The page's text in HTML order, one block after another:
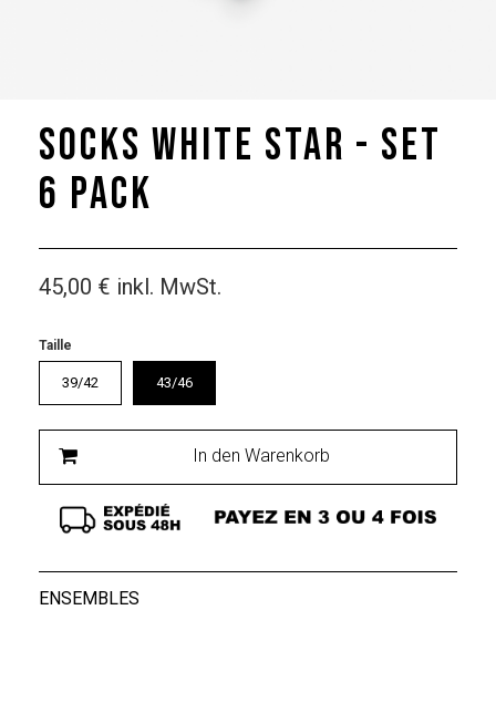
Socks White Star - Set
6 Pack
45,00 € inkl. MwSt.
Taille
39/42 43/46
In den Warenkorb
ENSEMBLES